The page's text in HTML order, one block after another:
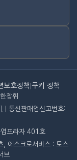
보호정책 쿠키 정책
창휘
| 통신판매업신고번호:
프라자 401호
, 에스크로서비스 : 토스
브